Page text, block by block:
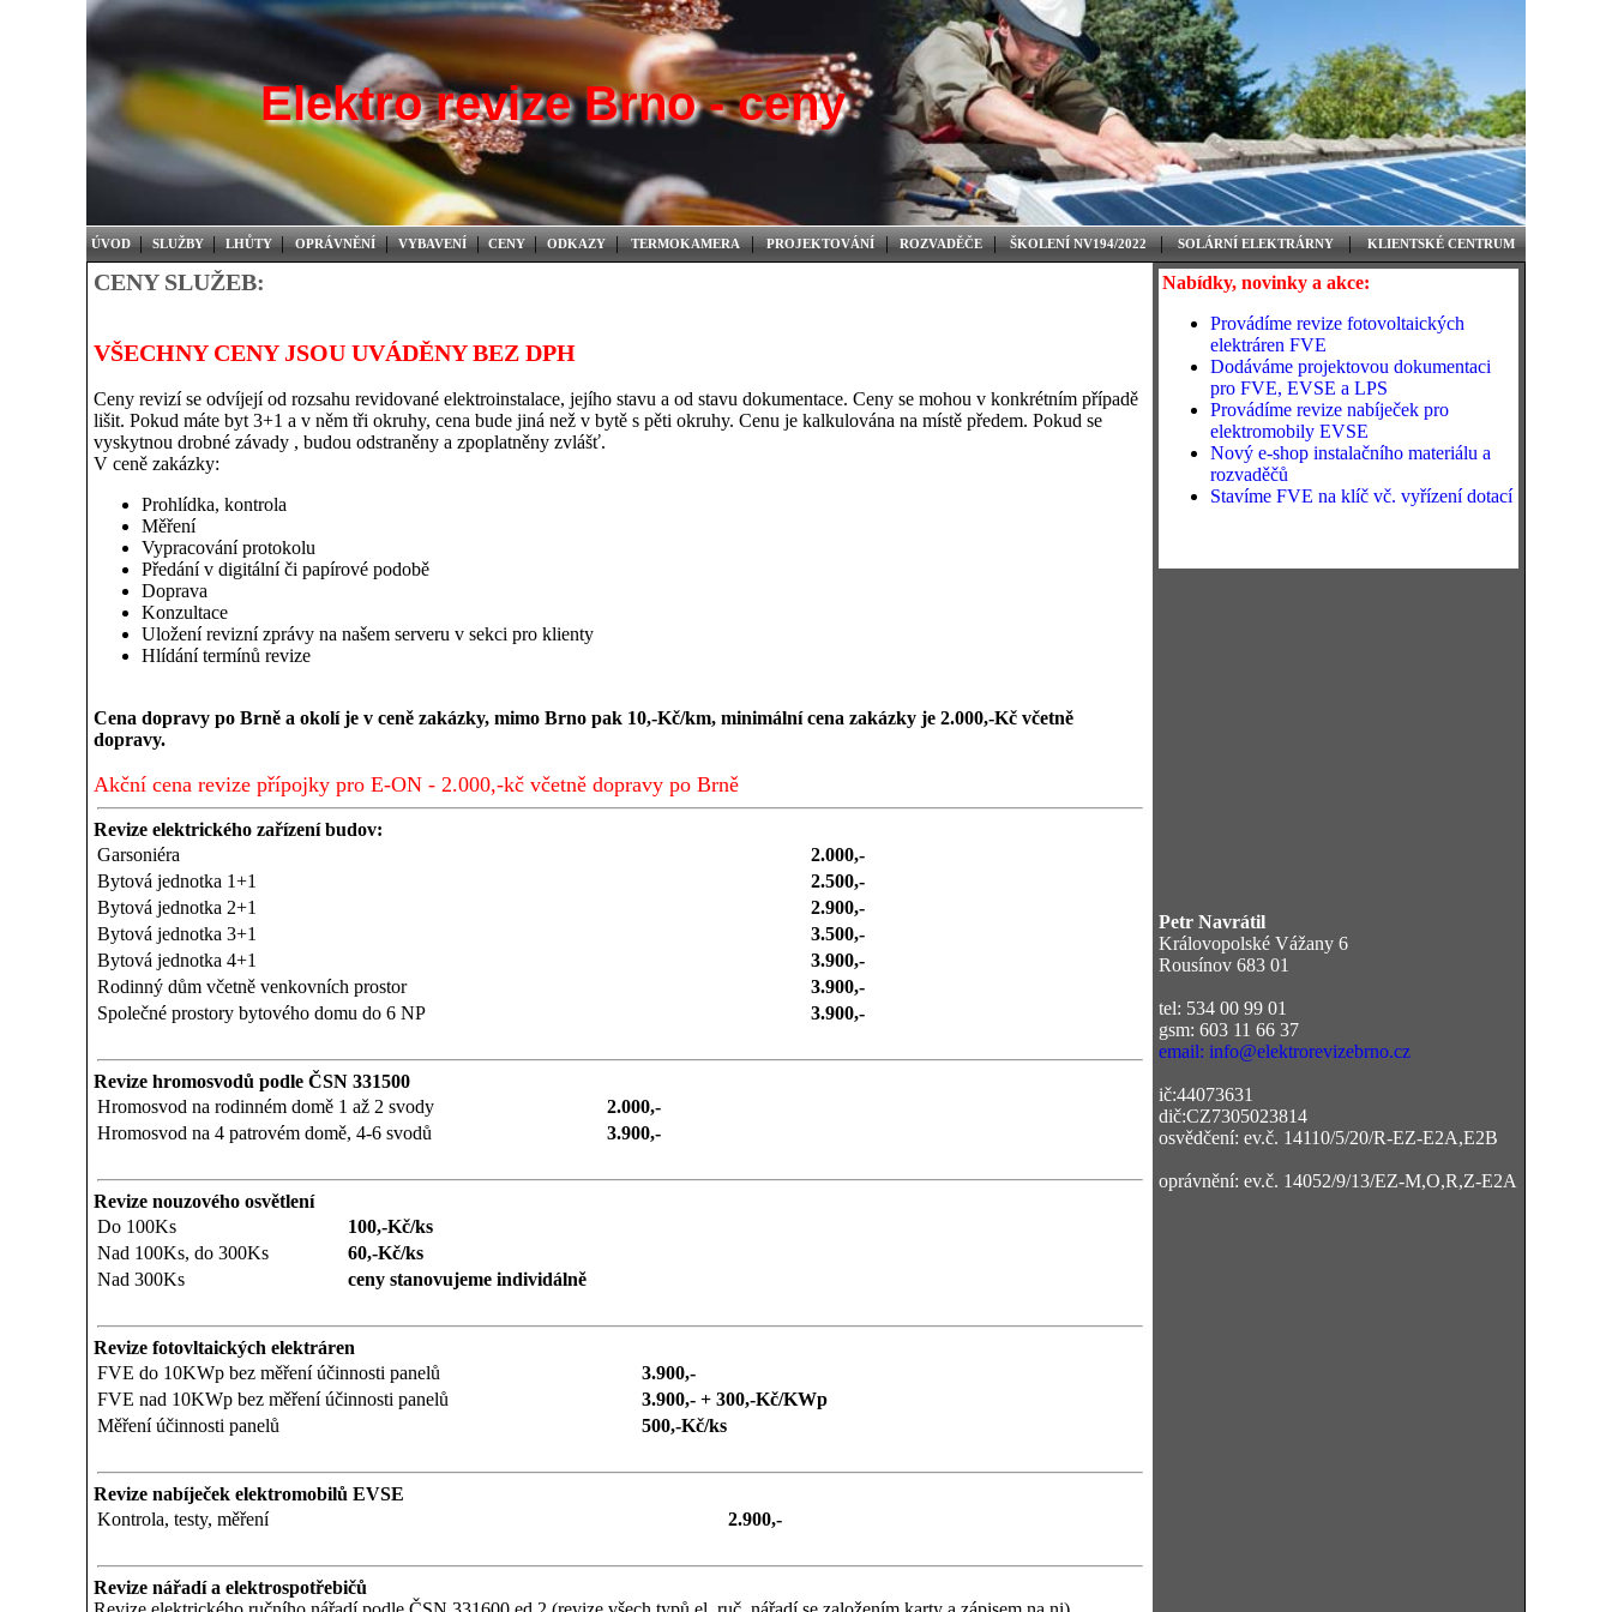
Elektro revize Brno - ceny
ÚVOD | SLUŽBY | LHŮTY | OPRÁVNĚNÍ | VYBAVENÍ | CENY | ODKAZY | TERMOKAMERA | PROJEKTOVÁNÍ | ROZVADĚČE | ŠKOLENÍ NV194/2022 | SOLÁRNÍ ELEKTRÁRNY | KLIENTSKÉ CENTRUM
CENY SLUŽEB:
VŠECHNY CENY JSOU UVÁDĚNY BEZ DPH
Ceny revizí se odvíjejí od rozsahu revidované elektroinstalace, jejího stavu a od stavu dokumentace. Ceny se mohou v konkrétním případě
lišit. Pokud máte byt 3+1 a v něm tři okruhy, cena bude jiná než v bytě s pěti okruhy. Cenu je kalkulována na místě předem. Pokud se
vyskytnou drobné závady , budou odstraněny a zpoplatněny zvlášť.
V ceně zakázky:
Prohlídka, kontrola
Měření
Vypracování protokolu
Předání v digitální či papírové podobě
Doprava
Konzultace
Uložení revizní zprávy na našem serveru v sekci pro klienty
Hlídání termínů revize
Cena dopravy po Brně a okolí je v ceně zakázky, mimo Brno pak 10,-Kč/km, minimální cena zakázky je 2.000,-Kč včetně
dopravy.
Akční cena revize přípojky pro E-ON - 2.000,-kč včetně dopravy po Brně
Revize elektrického zařízení budov:
Garsoniéra
2.000,-
Bytová jednotka 1+1
2.500,-
Bytová jednotka 2+1
2.900,-
Bytová jednotka 3+1
3.500,-
Bytová jednotka 4+1
3.900,-
Rodinný dům včetně venkovních prostor
3.900,-
Společné prostory bytového domu do 6 NP
3.900,-
Revize hromosvodů podle ČSN 331500
Hromosvod na rodinném domě 1 až 2 svody
2.000,-
Hromosvod na 4 patrovém domě, 4-6 svodů
3.900,-
Revize nouzového osvětlení
Do 100Ks
100,-Kč/ks
Nad 100Ks, do 300Ks
60,-Kč/ks
Nad 300Ks
ceny stanovujeme individálně
Revize fotovltaických elektráren
FVE do 10KWp bez měření účinnosti panelů
3.900,-
FVE nad 10KWp bez měření účinnosti panelů
3.900,- + 300,-Kč/KWp
Měření účinnosti panelů
500,-Kč/ks
Revize nabíječek elektromobilů EVSE
Kontrola, testy, měření
2.900,-
Revize nářadí a elektrospotřebičů
Nabídky, novinky a akce:
Provádíme revize fotovoltaických
elektráren FVE
Dodáváme projektovou dokumentaci
pro FVE, EVSE a LPS
Provádíme revize nabíječek pro
elektromobily EVSE
Nový e-shop instalačního materiálu a
rozvaděčů
Stavíme FVE na klíč vč. vyřízení dotací
Petr Navrátil
Královopolské Vážany 6
Rousínov 683 01
tel: 534 00 99 01
gsm: 603 11 66 37
email: info@elektrorevizebrno.cz
ič:44073631
dič:CZ7305023814
osvědčení: ev.č. 14110/5/20/R-EZ-E2A,E2B
oprávnění: ev.č. 14052/9/13/EZ-M,O,R,Z-E2A